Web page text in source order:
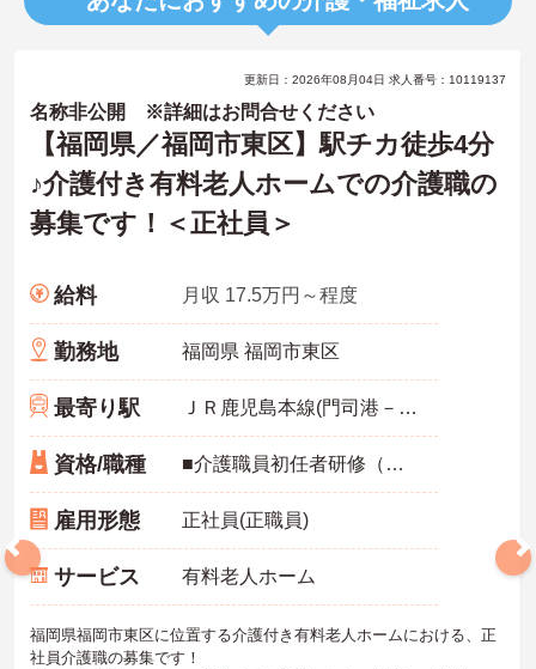
更新日：2026年08月04日 求人番号：10119137
名称非公開 ※詳細はお問合せください
【福岡県／福岡市東区】駅チカ徒歩4分
♪介護付き有料老人ホームでの介護職の
募集です！＜正社員＞
給料 月収 17.5万円～程度
勤務地 福岡県 福岡市東区
最寄り駅 ＪＲ鹿児島本線(門司港－八代)
資格/職種 ■介護職員初任者研修（ヘルパー2級）以上、介護福祉士 いずれか必須■経験1年以上必須
雇用形態 正社員(正職員)
サービス 有料老人ホーム
福岡県福岡市東区に位置する介護付き有料老人ホームにおける、正
社員介護職の募集です！